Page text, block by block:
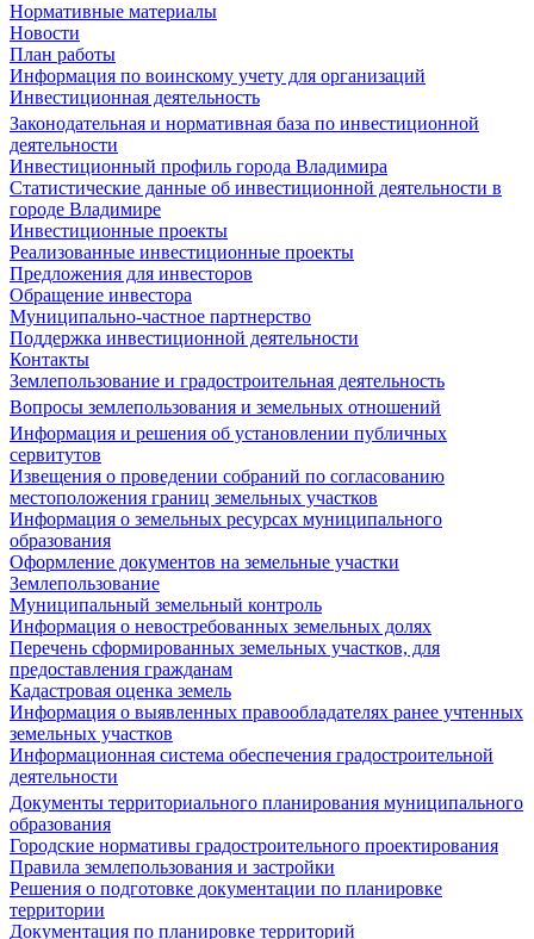
Нормативные материалы
Новости
План работы
Информация по воинскому учету для организаций
Инвестиционная деятельность
Законодательная и нормативная база по инвестиционной
деятельности
Инвестиционный профиль города Владимира
Статистические данные об инвестиционной деятельности в
городе Владимире
Инвестиционные проекты
Реализованные инвестиционные проекты
Предложения для инвесторов
Обращение инвестора
Муниципально-частное партнерство
Поддержка инвестиционной деятельности
Контакты
Землепользование и градостроительная деятельность
Вопросы землепользования и земельных отношений
Информация и решения об установлении публичных
сервитутов
Извещения о проведении собраний по согласованию
местоположения границ земельных участков
Информация о земельных ресурсах муниципального
образования
Оформление документов на земельные участки
Землепользование
Муниципальный земельный контроль
Информация о невостребованных земельных долях
Перечень сформированных земельных участков, для
предоставления гражданам
Кадастровая оценка земель
Информация о выявленных правообладателях ранее учтенных
земельных участков
Информационная система обеспечения градостроительной
деятельности
Документы территориального планирования муниципального
образования
Городские нормативы градостроительного проектирования
Правила землепользования и застройки
Решения о подготовке документации по планировке
территории
Документация по планировке территорий